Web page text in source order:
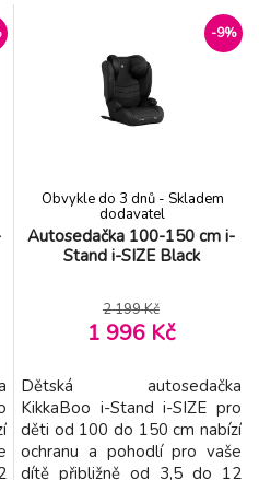
standardy i-Size podle normy
R129/03 a byla testována
organizací ATS San Marino.
Bezpečnostní systém Isofix
pro snadnou instalaci a pevné
-9%
Autosedačka 100-150 cm i-
Stand i-SIZE Black
Obvykle do 3 dnů - Skladem
dodavatel
2 199 Kč
1 996 Kč
Dětská autosedačka
KikkaBoo i-Stand i-SIZE pro
děti od 100 do 150 cm nabízí
ochranu a pohodlí pro vaše
dítě přibližně od 3,5 do 12